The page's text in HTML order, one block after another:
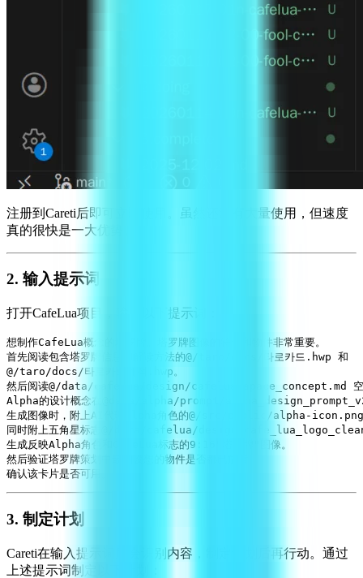
注册到Careti后即可立即使用。虽然还没有大量使用，但速度
真的很快是一大优势。
2. 输入提示词
打开CafeLua项目，输入以下提示词：
想制作CafeLua概念的塔罗牌。塔罗牌图像的符号和物件非常重要。
首先阅读包含塔罗牌信息和解读方法的@/taro/docs/타로카드.hwp 和
@/taro/docs/타로카드해석.hwp。
然后阅读@/data/cafelua/design/cafelua_space_concept.md 空
Alpha的设计概念在@data/alpha/prompt/
生成图像时，附上AI代理Alpha角色的@/src/public/alpha-
同时附上五角星标志@/data/cafelua/design/
生成反映Alpha角色和CafeLua标志的9:16"塔罗牌"图像。
然后验证塔罗牌策划中最初设想的物件是否都已放置
3. 制定计划
Careti在输入提示词后会识别内容，制定计划后再行动。通过
上述提示词制定以下计划：